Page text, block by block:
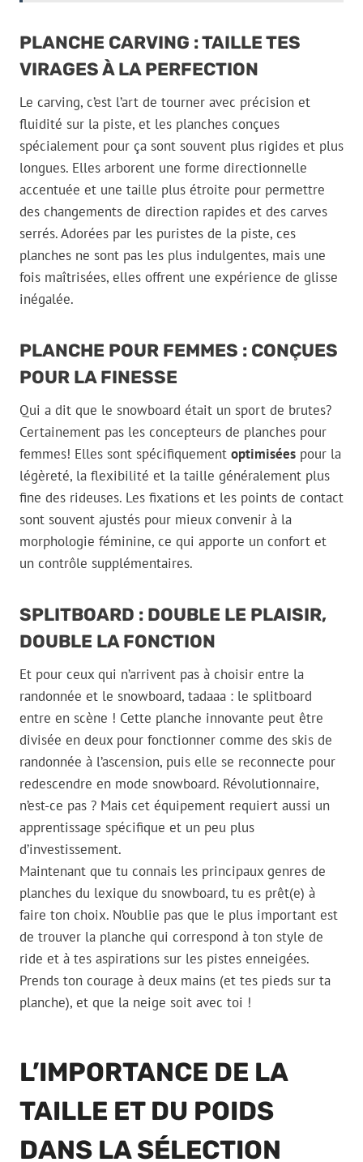
PLANCHE CARVING : TAILLE TES
VIRAGES À LA PERFECTION
Le carving, c’est l’art de tourner avec précision et
fluidité sur la piste, et les planches conçues
spécialement pour ça sont souvent plus rigides et plus
longues. Elles arborent une forme directionnelle
accentuée et une taille plus étroite pour permettre
des changements de direction rapides et des carves
serrés. Adorées par les puristes de la piste, ces
planches ne sont pas les plus indulgentes, mais une
fois maîtrisées, elles offrent une expérience de glisse
inégalée.
PLANCHE POUR FEMMES : CONÇUES
POUR LA FINESSE
Qui a dit que le snowboard était un sport de brutes?
Certainement pas les concepteurs de planches pour
femmes! Elles sont spécifiquement optimisées pour la
légèreté, la flexibilité et la taille généralement plus
fine des rideuses. Les fixations et les points de contact
sont souvent ajustés pour mieux convenir à la
morphologie féminine, ce qui apporte un confort et
un contrôle supplémentaires.
SPLITBOARD : DOUBLE LE PLAISIR,
DOUBLE LA FONCTION
Et pour ceux qui n’arrivent pas à choisir entre la
randonnée et le snowboard, tadaaa : le splitboard
entre en scène ! Cette planche innovante peut être
divisée en deux pour fonctionner comme des skis de
randonnée à l’ascension, puis elle se reconnecte pour
redescendre en mode snowboard. Révolutionnaire,
n’est-ce pas ? Mais cet équipement requiert aussi un
apprentissage spécifique et un peu plus
d’investissement.
Maintenant que tu connais les principaux genres de
planches du lexique du snowboard, tu es prêt(e) à
faire ton choix. N’oublie pas que le plus important est
de trouver la planche qui correspond à ton style de
ride et à tes aspirations sur les pistes enneigées.
Prends ton courage à deux mains (et tes pieds sur ta
planche), et que la neige soit avec toi !
L’IMPORTANCE DE LA
TAILLE ET DU POIDS
DANS LA SÉLECTION